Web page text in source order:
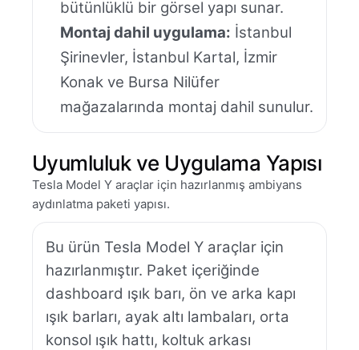
bütünlüklü bir görsel yapı sunar.
Montaj dahil uygulama: İstanbul
Şirinevler, İstanbul Kartal, İzmir
Konak ve Bursa Nilüfer
mağazalarında montaj dahil sunulur.
Uyumluluk ve Uygulama Yapısı
Tesla Model Y araçlar için hazırlanmış ambiyans
aydınlatma paketi yapısı.
Bu ürün Tesla Model Y araçlar için
hazırlanmıştır. Paket içeriğinde
dashboard ışık barı, ön ve arka kapı
ışık barları, ayak altı lambaları, orta
konsol ışık hattı, koltuk arkası